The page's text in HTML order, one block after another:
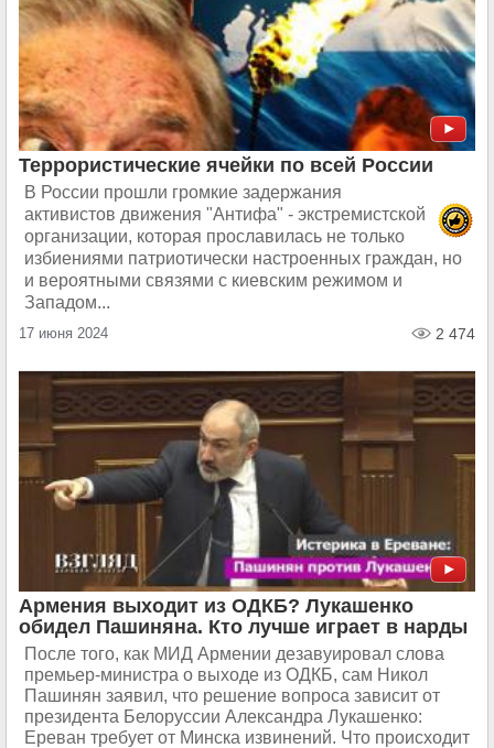
Террористические ячейки по всей России
В России прошли громкие задержания
активистов движения "Антифа" - экстремистской
организации, которая прославилась не только
избиениями патриотически настроенных граждан, но
и вероятными связями с киевским режимом и
Западом...
17 июня 2024 2 474
Армения выходит из ОДКБ? Лукашенко
обидел Пашиняна. Кто лучше играет в нарды
После того, как МИД Армении дезавуировал слова
премьер-министра о выходе из ОДКБ, сам Никол
Пашинян заявил, что решение вопроса зависит от
президента Белоруссии Александра Лукашенко:
Ереван требует от Минска извинений. Что происходит